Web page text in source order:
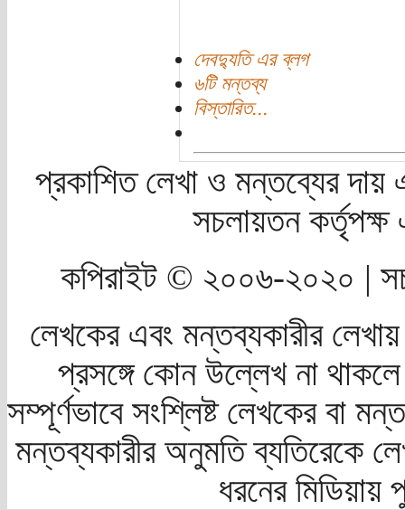
দেবদ্যুতি এর ব্লগ
৬টি মন্তব্য
বিস্তারিত...
প্রকাশিত লেখা ও মন্তব্যের দায়
সচলায়তন
কপিরাইট © ২০০৬-২০২০ |
লেখকের এবং মন্তব্যকারীর
প্রসঙ্গে কোন উল্লেখ না
সম্পূর্ণভাবে সংশ্লিষ্ট লেখকের বা
মন্তব্যকারীর অনুমতি ব্যতিরেকে
ধরনের মিডিয়ায়